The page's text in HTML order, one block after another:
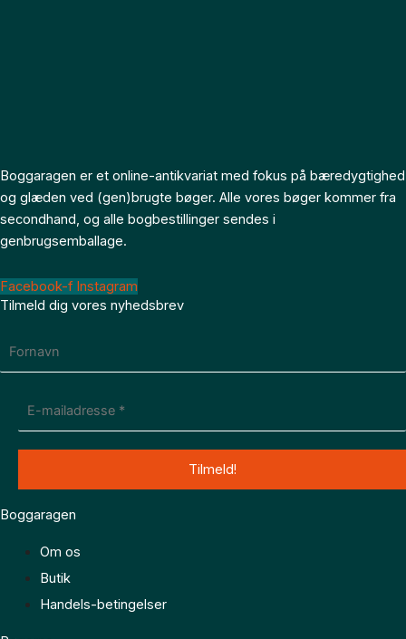
Boggaragen er et online-antikvariat med fokus på bæredygtighed
og glæden ved (gen)brugte bøger. Alle vores bøger kommer fra
secondhand, og alle bogbestillinger sendes i
genbrugsemballage.
Facebook-f Instagram
Tilmeld dig vores nyhedsbrev
Boggaragen
Om os
Butik
Handels-betingelser